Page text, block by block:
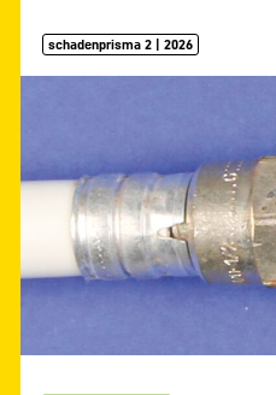
schadenprisma 2 | 2026